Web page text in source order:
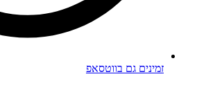
זמינים גם בווטסאפ